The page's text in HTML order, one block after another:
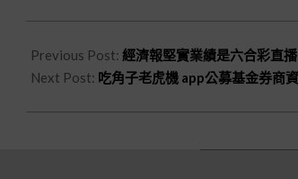
Previous Post: 經濟報堅實業績是六合彩直
Next Post: 吃角子老虎機 app公募基金券商